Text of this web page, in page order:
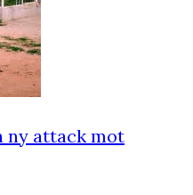
ny attack mot